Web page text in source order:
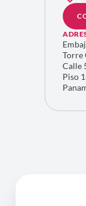
Torre
Calle
Piso